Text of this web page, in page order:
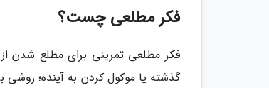
فکر مطلعی چست؟
فکر مطلعی تمرینی برای مطلع شدن
گذشته یا موکول کردن به آینده؛